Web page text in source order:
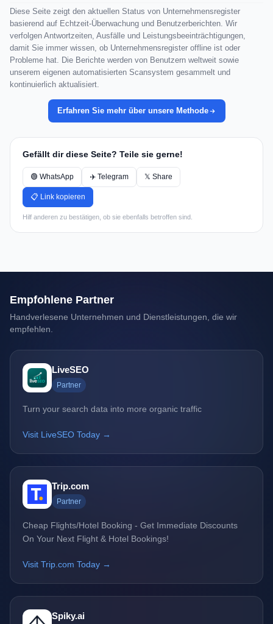
Diese Seite zeigt den aktuellen Status von Unternehmensregister
basierend auf Echtzeit-Überwachung und Benutzerberichten. Wir
verfolgen Antwortzeiten, Ausfälle und Leistungsbeeinträchtigungen,
damit Sie immer wissen, ob Unternehmensregister offline ist oder
Probleme hat. Die Berichte werden von Benutzern weltweit sowie
unserem eigenen automatisierten Scansystem gesammelt und
kontinuierlich aktualisiert.
Erfahren Sie mehr über unsere Methode
Gefällt dir diese Seite? Teile sie gerne!
🟢 WhatsApp ✈️ Telegram 𝕏 Share
📋 Link kopieren
Hilf anderen zu bestätigen, ob sie ebenfalls betroffen sind.
Empfohlene Partner
Handverlesene Unternehmen und Dienstleistungen, die wir
empfehlen.
LiveSEO
Partner
Turn your search data into more organic traffic
Visit LiveSEO Today →
Trip.com
Partner
Cheap Flights/Hotel Booking - Get Immediate Discounts
On Your Next Flight & Hotel Bookings!
Visit Trip.com Today →
Spiky.ai